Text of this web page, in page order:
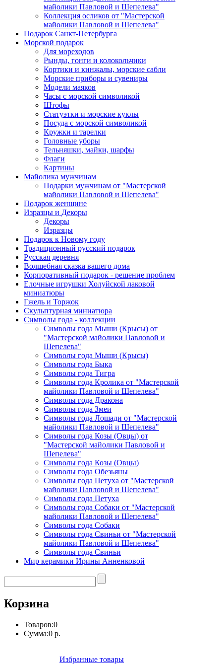
майолики Павловой и Шепелева"
Коллекция осликов от "Мастерской
майолики Павловой и Шепелева"
Подарок Санкт-Петербурга
Морской подарок
Для мореходов
Рынды, гонги и колокольчики
Кортики и кинжалы, морские сабли
Морские приборы и сувениры
Модели маяков
Часы с морской символикой
Штофы
Статуэтки и морские куклы
Посуда с морской символикой
Кружки и тарелки
Головные уборы
Тельняшки, майки, шарфы
Флаги
Картины
Майолика мужчинам
Подарки мужчинам от "Мастерской
майолики Павловой и Шепелева"
Подарок женщине
Изразцы и Декоры
Декоры
Изразцы
Подарок к Новому году
Традиционный русский подарок
Русская деревня
Волшебная сказка вашего дома
Корпоративный подарок - решение проблем
Елочные игрушки Холуйской лаковой
миниатюры
Гжель и Торжок
Скульптурная миниатюра
Символы года - коллекции
Символы года Мыши (Крысы) от
"Мастерской майолики Павловой и
Шепелева"
Символы года Мыши (Крысы)
Символы года Быка
Символы года Тигра
Символы года Кролика от "Мастерской
майолики Павловой и Шепелева"
Символы года Дракона
Символы года Змеи
Символы года Лошади от "Мастерской
майолики Павловой и Шепелева"
Символы года Козы (Овцы) от
"Мастерской майолики Павловой и
Шепелева"
Символы года Козы (Овцы)
Символы года Обезьяны
Символы года Петуха от "Мастерской
майолики Павловой и Шепелева"
Символы года Петуха
Символы года Собаки от "Мастерской
майолики Павловой и Шепелева"
Символы года Собаки
Символы года Свиньи от "Мастерской
майолики Павловой и Шепелева"
Символы года Свиньи
Мир керамики Ирины Анненковой
Корзина
Товаров:0
Сумма:0 р.
Избранные товары